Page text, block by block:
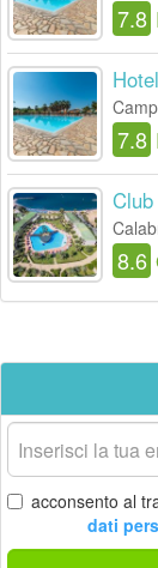
7.8
7.8
8.6
La
tua
email
acconsento al
dati